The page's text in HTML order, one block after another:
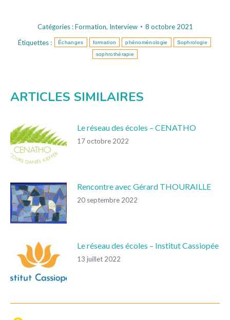
Catégories :Formation, Interview
8 octobre 2021
Étiquettes :
Échanges formation phénoménologie Sophrologie
sophrothérapie
ARTICLES SIMILAIRES
Le réseau des écoles – CENATHO
17 octobre 2022
Rencontre avec Gérard THOURAILLE
20 septembre 2022
Le réseau des écoles – Institut Cassiopée
13 juillet 2022